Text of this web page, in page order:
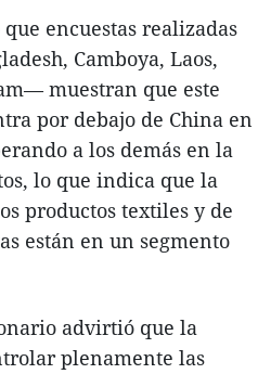
encuestas realizadas
Camboya, Laos,
muestran que este
por debajo de China en
a los demás en la
lo que indica que la
productos textiles y de
están en un segmento
advirtió que la
plenamente las